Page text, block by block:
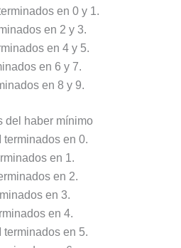
en 0 y 1.
en 2 y 3.
en 4 y 5.
en 6 y 7.
en 8 y 9.
del haber mínimo
terminados en 0.
en 1.
en 2.
en 3.
en 4.
terminados en 5.